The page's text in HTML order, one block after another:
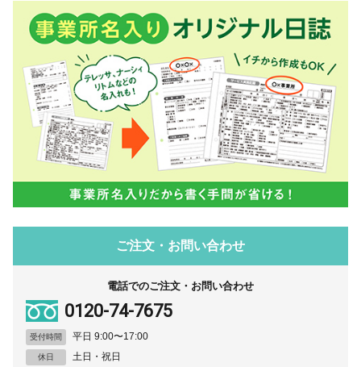
ご注文・お問い合わせ
電話でのご注文・お問い合わせ
0120-74-7675
受付時間 平日 9:00〜17:00
休日 土日・祝日